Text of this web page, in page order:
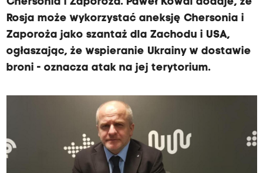
Rosja może wykorzystać aneksję Chersonia i
Zaporoża jako szantaż dla Zachodu i USA,
ogłaszając, że wspieranie Ukrainy w dostawie
broni - oznacza atak na jej terytorium.